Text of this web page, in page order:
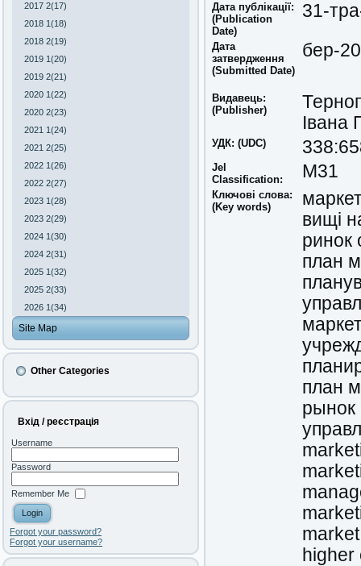
2017 2(17)
2018 1(18)
2018 2(19)
2019 1(20)
2019 2(21)
2020 1(22)
2020 2(23)
2021 1(24)
2021 2(25)
2022 1(26)
2022 2(27)
2023 1(28)
2023 2(29)
2024 1(30)
2024 2(31)
2025 1(32)
2025 2(33)
2026 1(34)
Site Map
Other Categories
Вхід / реєстрація
Username
Password
Remember Me
Forgot your password?
Forgot your username?
Дата публікації:
(Publication
Date)
31-
Дата
затвердження
(Submitted Date)
бер-
Видавець:
(Publisher)
Івана
УДК: (UDC)
Jel
Classіfіcatіon:
M31
Ключові слова:
(Key words)
вищі
ринок
план
план
рынок
higher